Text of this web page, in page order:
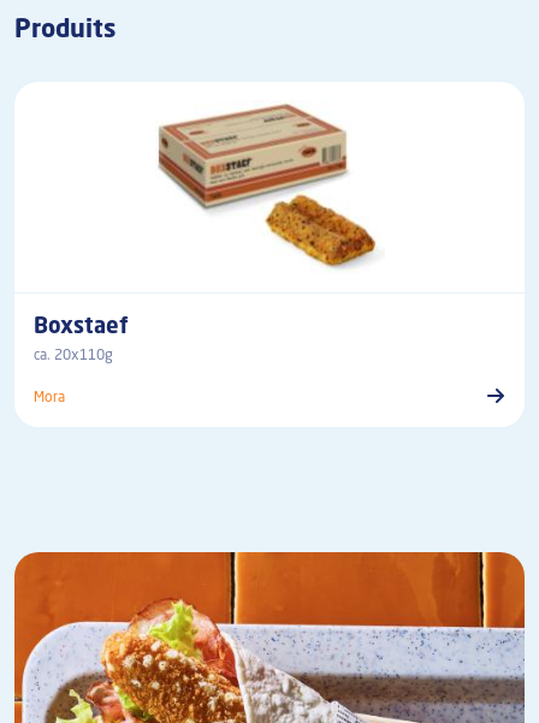
Produits
Boxstaef
ca. 20x110g
Mora